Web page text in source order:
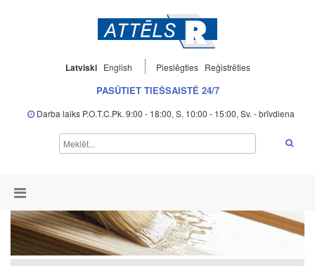
Latviski English Pieslēgties Reģistrēties
PASŪTIET TIEŠSAISTĒ 24/7
Darba laiks P.O.T.C.Pk. 9:00 - 18:00, S. 10:00 - 15:00, Sv. - brīvdiena